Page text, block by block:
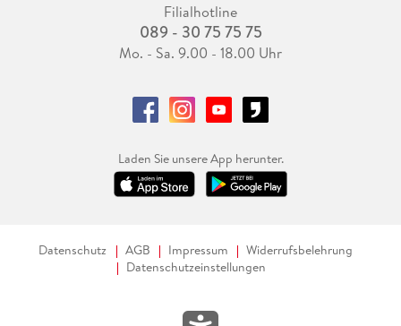
Filialhotline
089 - 30 75 75 75
Mo. - Sa. 9.00 - 18.00 Uhr
Laden Sie unsere App herunter.
Datenschutz AGB Impressum
Widerrufsbelehrung
Datenschutzeinstellungen